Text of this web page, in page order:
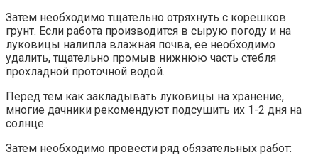
Затем необходимо тщательно отряхнуть с корешков
грунт. Если работа производится в сырую погоду и на
луковицы налипла влажная почва, ее необходимо
удалить, тщательно промыв нижнюю часть стебля
прохладной проточной водой.
Перед тем как закладывать луковицы на хранение,
многие дачники рекомендуют подсушить их 1-2 дня на
солнце.
Затем необходимо провести ряд обязательных работ: